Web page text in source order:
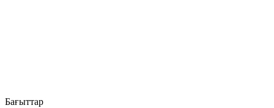
Бағыттар